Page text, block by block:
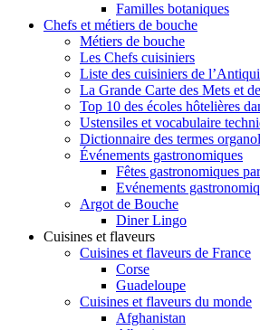
Familles botaniques
Chefs et métiers de bouche
Métiers de bouche
Les Chefs cuisiniers
Liste des cuisiniers de
La Grande Carte des Mets et
Top 10 des écoles hôtelières
Ustensiles et vocabulaire
Dictionnaire des termes
Événements gastronomiques
Fêtes gastronomiques
Evénements
Argot de Bouche
Diner Lingo
Cuisines et flaveurs
Cuisines et flaveurs de France
Corse
Guadeloupe
Cuisines et flaveurs du monde
Afghanistan